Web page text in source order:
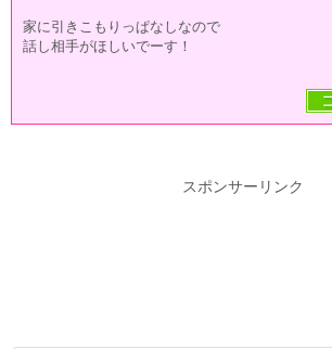
家に引きこもりっぱなしなので
話し相手がほしいでーす！
スポンサーリンク